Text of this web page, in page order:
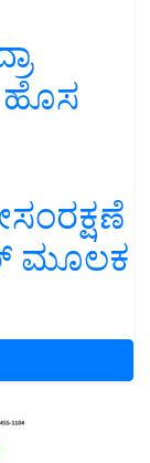
ಹೊಸ
ಮೂಲಕ